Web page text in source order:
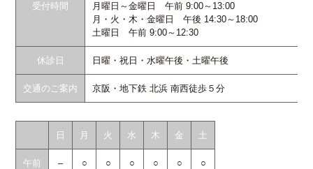
受付時間
月曜日～金曜日 午前 9:00～13:00
月・火・木・金曜日 午後 14:30～18:00
土曜日 午前 9:00～12:30
休診日 日曜・祝日・水曜午後・土曜午後
交通のご案内 京阪・地下鉄 北浜 南西徒歩５分
日 月 火 水 木 金 土
午前 – ○ ○ ○ ○ ○ ○